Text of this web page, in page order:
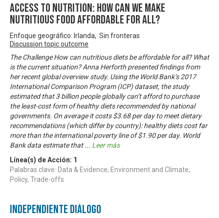
Access to Nutrition: How can we make
nutritious food affordable for all?
Enfoque geográfico: Irlanda, Sin fronteras
Discussion topic outcome
The Challenge How can nutritious diets be affordable for all? What
is the current situation? Anna Herforth presented findings from
her recent global overview study. Using the World Bank’s 2017
International Comparison Program (ICP) dataset, the study
estimated that 3 billion people globally can’t afford to purchase
the least-cost form of healthy diets recommended by national
governments. On average it costs $3.68 per day to meet dietary
recommendations (which differ by country): healthy diets cost far
more than the international poverty line of $1.90 per day. World
Bank data estimate that... Leer más
Línea(s) de Acción: 1
Palabras clave: Data & Evidence, Environment and Climate,
Policy, Trade-offs
Independiente Diálogo